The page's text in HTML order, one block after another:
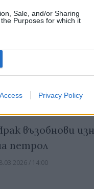
Sale, and/or Sharing
Purposes for which it
Privacy Policy
възобнови
петрол
/ 14:00